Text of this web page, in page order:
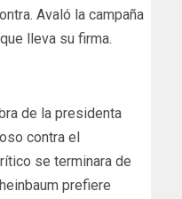
Avaló la campaña
lleva su firma.
de la presidenta
contra el
se terminara de
prefiere